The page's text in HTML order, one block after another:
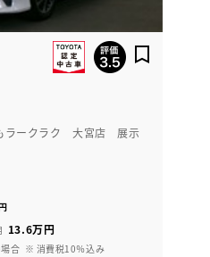
ラークラク 大宮店 展示
13.6万円
合 ※ 消費税10％込み